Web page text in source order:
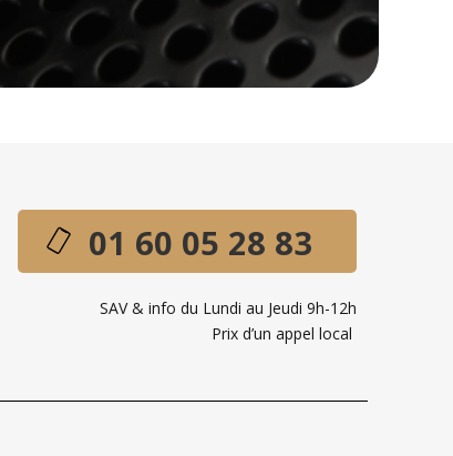
01 60 05 28 83
SAV & info du Lundi au Jeudi 9h-12h
Prix d’un appel local